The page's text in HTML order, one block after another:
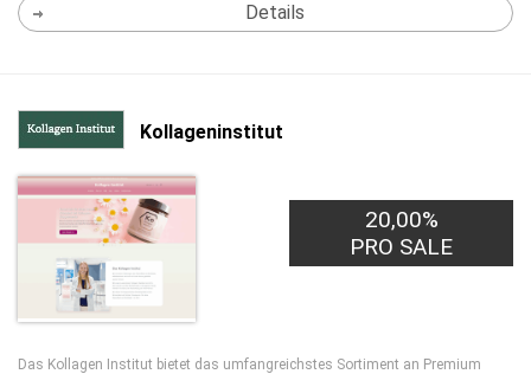
Details
Kollageninstitut
20,00%
PRO SALE
Das Kollagen Institut bietet das umfangreichstes Sortiment an Premium